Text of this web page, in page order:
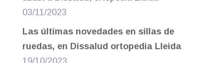
03/11/2023
Las últimas novedades en sillas de
ruedas, en Dissalud ortopedia Lleida
19/10/2023